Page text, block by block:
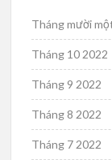
Tháng mười
Tháng 10 2022
Tháng 9 2022
Tháng 8 2022
Tháng 7 2022